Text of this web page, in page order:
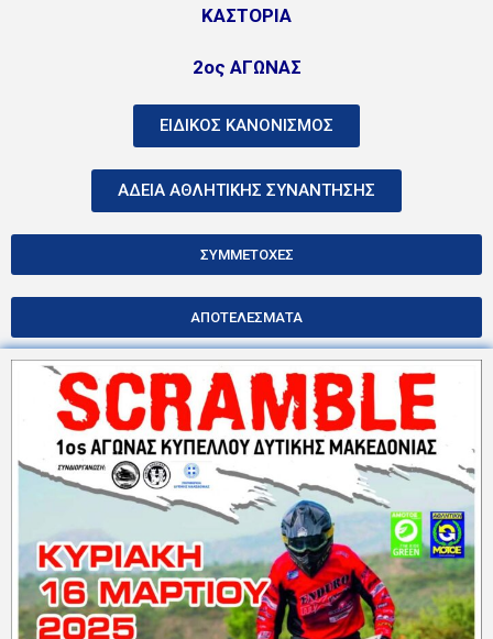
ΚΑΣΤΟΡΙΑ
2ος ΑΓΩΝΑΣ
ΕΙΔΙΚΟΣ ΚΑΝΟΝΙΣΜΟΣ
ΑΔΕΙΑ ΑΘΛΗΤΙΚΗΣ ΣΥΝΑΝΤΗΣΗΣ
ΣΥΜΜΕΤΟΧΕΣ
ΑΠΟΤΕΛΕΣΜΑΤΑ